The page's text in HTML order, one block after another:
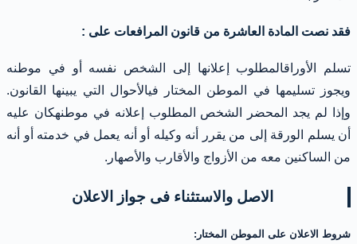
فقد نصت المادة العاشرة من قانون المرافعات على :
تسلم الأوراقالمطلوب إعلانها إلى الشخص نفسه أو في موطنه
ويجوز تسليمها في الموطن المختار فيالأحوال التي يبينها القانون.
وإذا لم يجد المحضر الشخص المطلوب إعلانه في موطنهكان عليه
أن يسلم الورقة إلى من يقرر أنه وكيله أو أنه يعمل في خدمته أو أنه
من الساكنين معه من الأزواج والأقارب والأصهار.
الاصل والاستثناء فى جواز الاعلان
شروط الاعلان على الموطن المختار: